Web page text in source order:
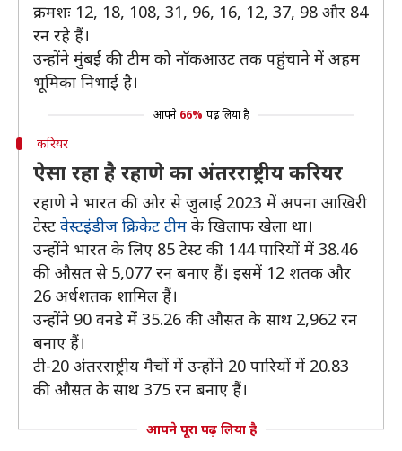
क्रमशः 12, 18, 108, 31, 96, 16, 12, 37, 98 और 84
रन रहे हैं।
उन्होंने मुंबई की टीम को नॉकआउट तक पहुंचाने में अहम
भूमिका निभाई है।
आपने 66% पढ़ लिया है
करियर
ऐसा रहा है रहाणे का अंतरराष्ट्रीय करियर
रहाणे ने भारत की ओर से जुलाई 2023 में अपना आखिरी
टेस्ट वेस्टइंडीज क्रिकेट टीम के खिलाफ खेला था।
उन्होंने भारत के लिए 85 टेस्ट की 144 पारियों में 38.46
की औसत से 5,077 रन बनाए हैं। इसमें 12 शतक और
26 अर्धशतक शामिल हैं।
उन्होंने 90 वनडे में 35.26 की औसत के साथ 2,962 रन
बनाए हैं।
टी-20 अंतरराष्ट्रीय मैचों में उन्होंने 20 पारियों में 20.83
की औसत के साथ 375 रन बनाए हैं।
आपने पूरा पढ़ लिया है